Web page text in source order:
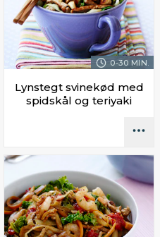
0-30 MIN.
Lynstegt svinekød med
spidskål og teriyaki